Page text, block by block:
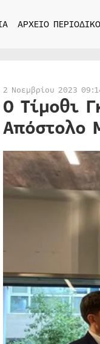
ΑΡΧΕΙΟ
2 Νοεμβρίου 2023
O Τίμοθι
Απόστολο